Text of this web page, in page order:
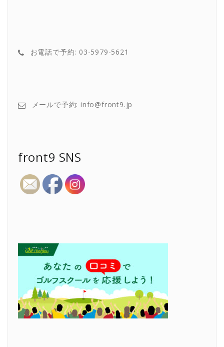
お電話で予約: 03-5979-5621
メールで予約: info@front9.jp
front9 SNS